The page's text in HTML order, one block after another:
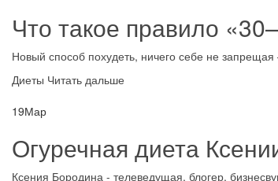
Что такое правило
Новый способ похудеть, ничего себе не
Диеты Читать дальше
19Мар
Огуречная диета
Ксения Бородина - телеведущая, блогер,